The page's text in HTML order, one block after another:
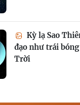
Kỳ lạ Sao
đạo như trái
Trời